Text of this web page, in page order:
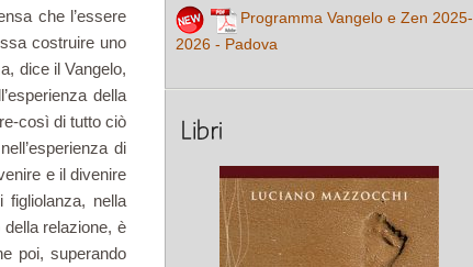
che l’essere
costruire uno
dice il Vangelo,
della
così di tutto ciò
di
e il divenire
figliolanza, nella
relazione, è
poi, superando
Programma Vangelo e Zen 2025-
2026 - Padova